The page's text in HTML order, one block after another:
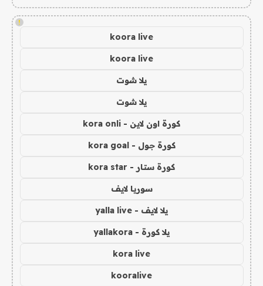
!
koora live
koora live
يلا شوت
يلا شوت
كورة اون لاين - kora onli
كورة جول - kora goal
كورة ستار - kora star
سوريا لايف
يلا لايف - yalla live
يلا كورة - yallakora
kora live
kooralive